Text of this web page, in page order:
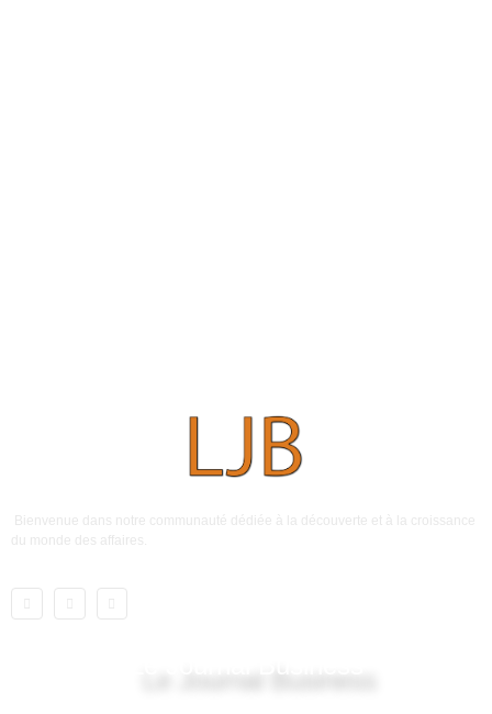
Bienvenue dans notre communauté dédiée à la découverte et à la croissance
du monde des affaires.